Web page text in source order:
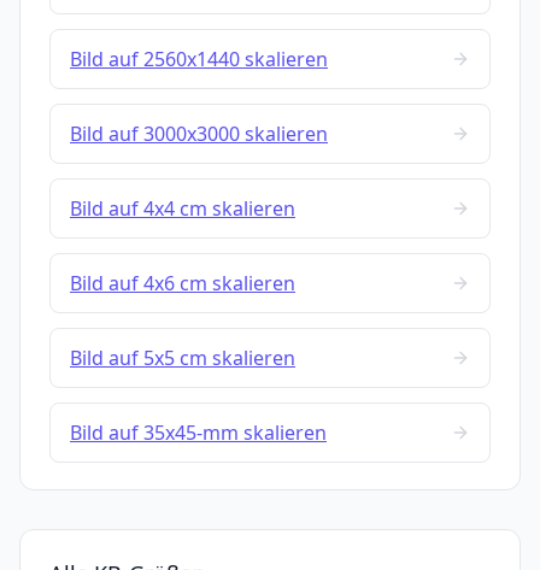
Bild auf 2560x1440 skalieren
Bild auf 3000x3000 skalieren
Bild auf 4x4 cm skalieren
Bild auf 4x6 cm skalieren
Bild auf 5x5 cm skalieren
Bild auf 35x45-mm skalieren